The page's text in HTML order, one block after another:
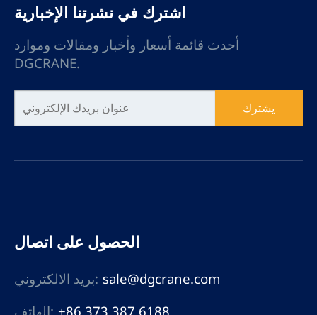
اشترك في نشرتنا الإخبارية
أحدث قائمة أسعار وأخبار ومقالات وموارد
DGCRANE.
يشترك
الحصول على اتصال
بريد الالكتروني: sale@dgcrane.com
الهاتف: +86 373 387 6188